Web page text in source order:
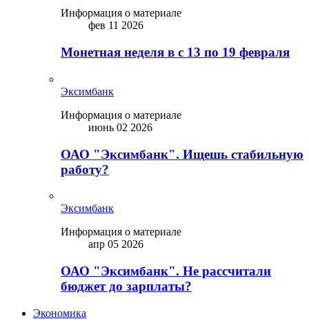
Информация о материале
фев 11 2026
Монетная неделя в с 13 по 19 февраля
Эксимбанк
Информация о материале
июнь 02 2026
ОАО "Эксимбанк". Ищешь стабильную
работу?
Эксимбанк
Информация о материале
апр 05 2026
ОАО "Эксимбанк". Не рассчитали
бюджет до зарплаты?
Экономика